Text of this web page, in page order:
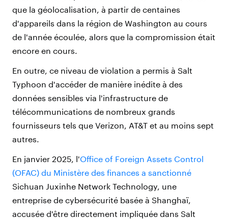
que la géolocalisation, à partir de centaines
d'appareils dans la région de Washington au cours
de l'année écoulée, alors que la compromission était
encore en cours.
En outre, ce niveau de violation a permis à Salt
Typhoon d'accéder de manière inédite à des
données sensibles via l'infrastructure de
télécommunications de nombreux grands
fournisseurs tels que Verizon, AT&T et au moins sept
autres.
En janvier 2025, l'Office of Foreign Assets Control
(OFAC) du Ministère des finances a sanctionné
Sichuan Juxinhe Network Technology, une
entreprise de cybersécurité basée à Shanghaï,
accusée d'être directement impliquée dans Salt